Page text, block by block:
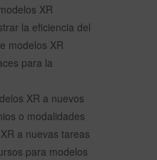
XR
la eficiencia del
modelos XR
para la
XR a nuevos
o modalidades
a nuevas tareas
para modelos